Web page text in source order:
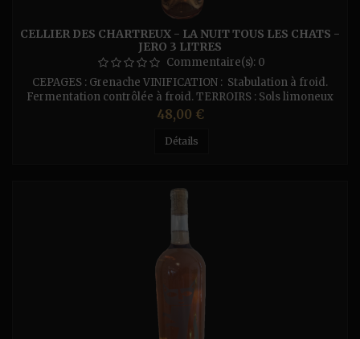
CELLIER DES CHARTREUX - LA NUIT TOUS LES CHATS -
JERO 3 LITRES
Commentaire(s): 0
CEPAGES : Grenache VINIFICATION : Stabulation à froid.
Fermentation contrôlée à froid. TERROIRS : Sols limoneux
argilo-calcaires.
Prix
48,00 €
Détails